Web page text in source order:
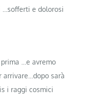
…sofferti e dolorosi
…e avremo
arrivare…dopo sarà
i raggi cosmici